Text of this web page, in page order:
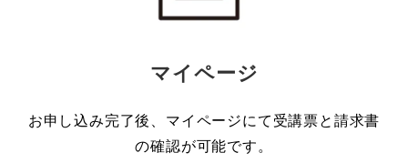
マイページ
お申し込み完了後、マイページにて受講票と請求書
の確認が可能です。